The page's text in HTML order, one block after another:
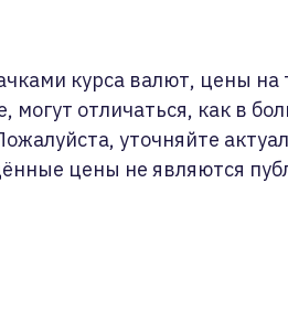
курса валют, цены на
могут отличаться, как в
уточняйте
цены не являются